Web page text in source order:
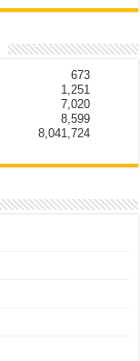
673
1,251
7,020
8,599
8,041,724